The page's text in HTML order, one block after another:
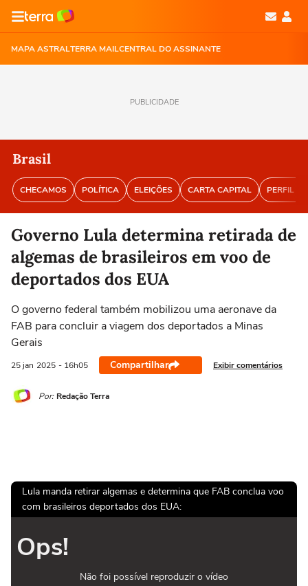
MAPA ASTRALTERRA MAILCENTRAL DO ASSINANTE
PUBLICIDADE
Brasil
CHECAMOS POLÍTICA ELEIÇÕES CARTA CAPITAL PERFIL
Governo Lula determina retirada de
algemas de brasileiros em voo de
deportados dos EUA
O governo federal também mobilizou uma aeronave da
FAB para concluir a viagem dos deportados a Minas
Gerais
25 jan 2025 - 16h05 Compartilhar Exibir comentários
Por: Redação Terra
Lula manda retirar algemas e determina que FAB conclua voo
com brasileiros deportados dos EUA:
Ops!
Não foi possível reproduzir o vídeo